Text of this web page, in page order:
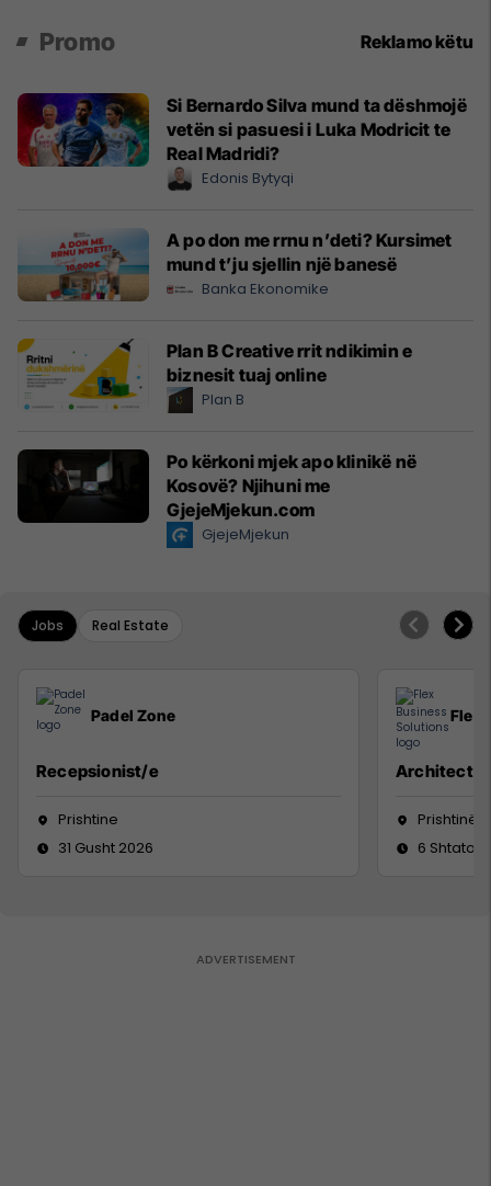
Promo Reklamo këtu
Si Bernardo Silva mund ta dëshmojë
vetën si pasuesi i Luka Modricit te
Real Madridi?
Edonis Bytyqi
A po don me rrnu n’deti? Kursimet
mund t’ju sjellin një banesë
Banka Ekonomike
Plan B Creative rrit ndikimin e
biznesit tuaj online
Plan B
Po kërkoni mjek apo klinikë në
Kosovë? Njihuni me
GjejeMjekun.com
GjejeMjekun
Jobs Real Estate
Padel Zone
Recepsionist/e
Prishtine
31 Gusht 2026
Flex
Architect
Prishtinë
6 Shtator